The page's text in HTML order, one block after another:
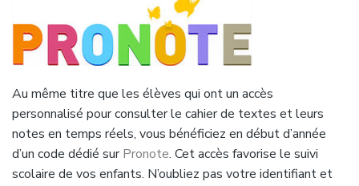
Au même titre que les élèves qui ont un accès
personnalisé pour consulter le cahier de textes et leurs
notes en temps réels, vous bénéficiez en début d’année
d’un code dédié surPronote. Cet accès favorise le suivi
scolaire de vos enfants. N’oubliez pas votre identifiant et